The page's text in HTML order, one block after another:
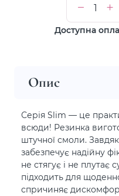
Доступна
Опис
Серія Slim — це
всюди! Резинка
штучної смоли.
забезпечує надійну
не стягує і не плутає
підходить для
спричиняє